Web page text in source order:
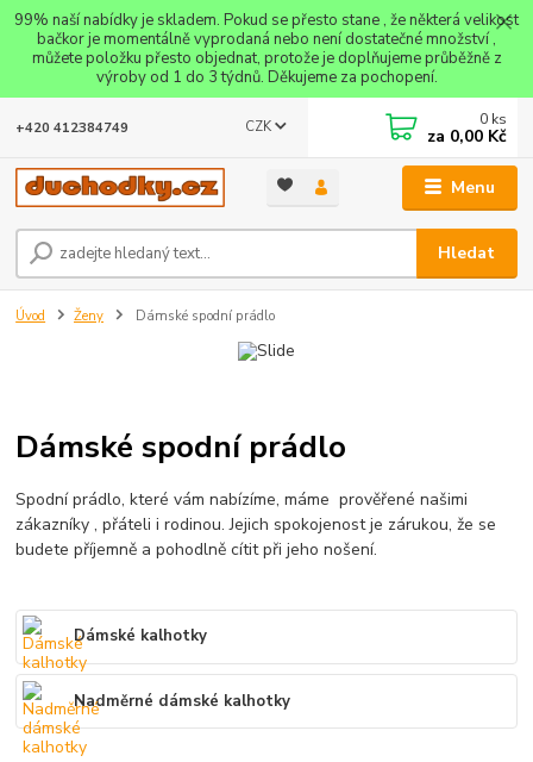
99% naší nabídky je skladem. Pokud se přesto stane , že některá velikost
bačkor je momentálně vyprodaná nebo není dostatečné množství ,
můžete položku přesto objednat, protože je doplňujeme průběžně z
výroby od 1 do 3 týdnů. Děkujeme za pochopení.
Menu
CZK
Hledat
+420 412384749 0 ks
za 0,00 Kč
Úvod Ženy Dámské spodní prádlo
Dámské spodní prádlo
Spodní prádlo, které vám nabízíme, máme prověřené našimi
zákazníky , přáteli i rodinou. Jejich spokojenost je zárukou, že se
budete příjemně a pohodlně cítit při jeho nošení.
Dámské kalhotky
Nadměrné dámské kalhotky